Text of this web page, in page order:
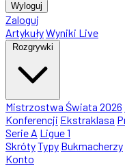
Wyloguj
Zaloguj
ArtykułyWyniki Live
Rozgrywki
Mistrzostwa Świata 2026
Konferencji Ekstraklasa
Serie A Ligue 1
SkrótyTypy Bukmacherzy
Konto